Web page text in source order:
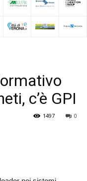
c’è GPI
0
1497